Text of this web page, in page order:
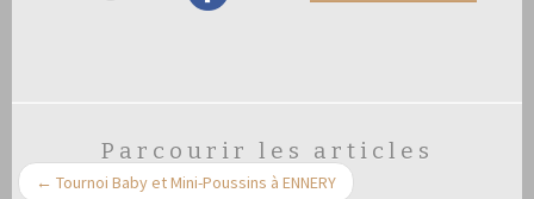
Parcourir les articles
← Tournoi Baby et Mini-Poussins à ENNERY